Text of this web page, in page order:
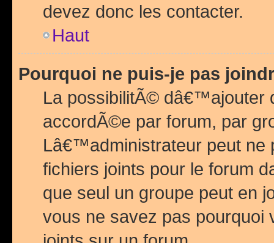
devez donc les contacter.
Haut
Pourquoi ne puis-je pas
La possibilitÃ© dâ€™ajouter
accordÃ©e par forum, par
Lâ€™administrateur peut
fichiers joints pour le forum
que seul un groupe peut en
vous ne savez pas pourquoi